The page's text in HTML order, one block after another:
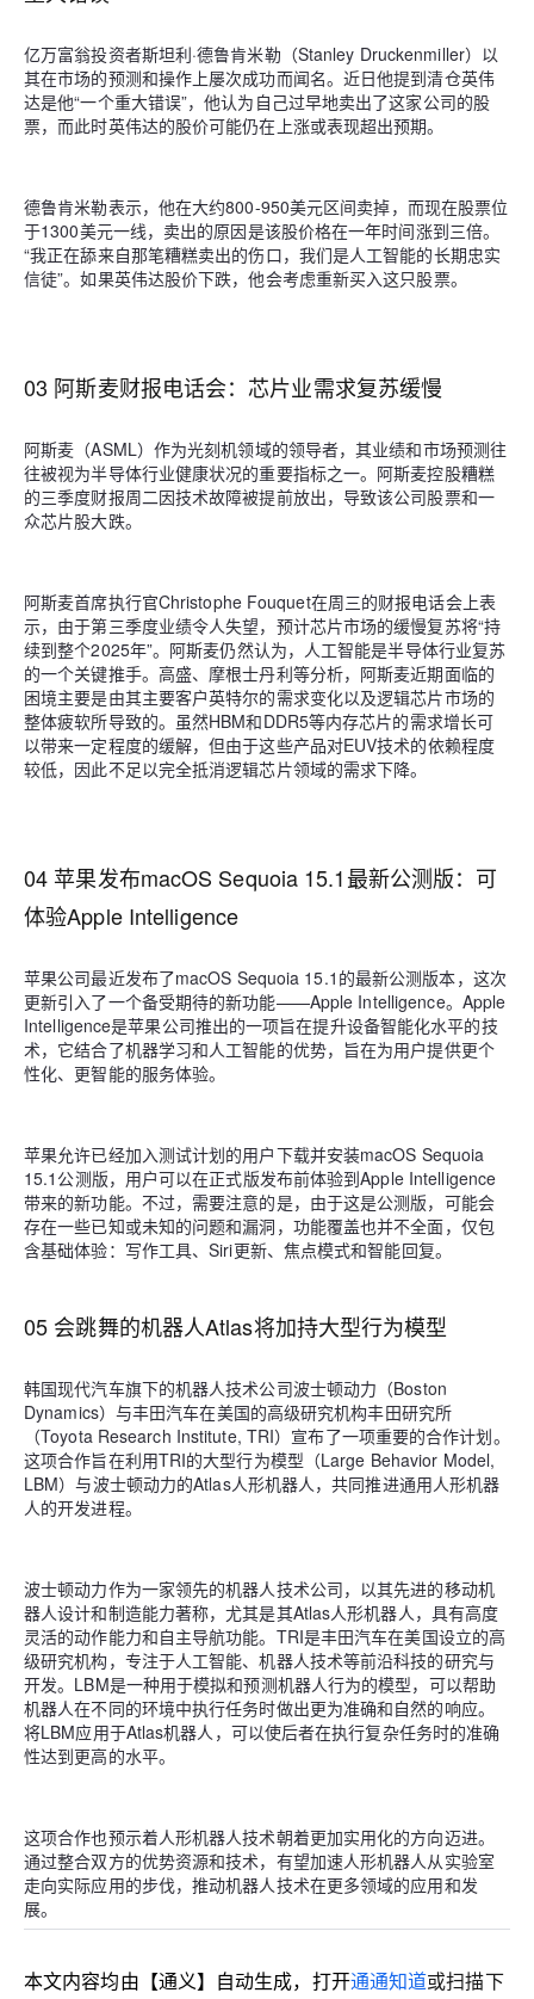
亿万富翁投资者斯坦利·德鲁肯米勒（Stanley Druckenmiller）以
其在市场的预测和操作上屡次成功而闻名。近日他提到清仓英伟
达是他“一个重大错误”，他认为自己过早地卖出了这家公司的股
票，而此时英伟达的股价可能仍在上涨或表现超出预期。
德鲁肯米勒表示，他在大约800-950美元区间卖掉，而现在股票位
于1300美元一线，卖出的原因是该股价格在一年时间涨到三倍。
“我正在舔来自那笔糟糕卖出的伤口，我们是人工智能的长期忠实
信徒”。如果英伟达股价下跌，他会考虑重新买入这只股票。
03 阿斯麦财报电话会：芯片业需求复苏缓慢
阿斯麦（ASML）作为光刻机领域的领导者，其业绩和市场预测往
往被视为半导体行业健康状况的重要指标之一。阿斯麦控股糟糕
的三季度财报周二因技术故障被提前放出，导致该公司股票和一
众芯片股大跌。
阿斯麦首席执行官Christophe Fouquet在周三的财报电话会上表
示，由于第三季度业绩令人失望，预计芯片市场的缓慢复苏将“持
续到整个2025年”。阿斯麦仍然认为，人工智能是半导体行业复苏
的一个关键推手。高盛、摩根士丹利等分析，阿斯麦近期面临的
困境主要是由其主要客户英特尔的需求变化以及逻辑芯片市场的
整体疲软所导致的。虽然HBM和DDR5等内存芯片的需求增长可
以带来一定程度的缓解，但由于这些产品对EUV技术的依赖程度
较低，因此不足以完全抵消逻辑芯片领域的需求下降。
04 苹果发布macOS Sequoia 15.1最新公测版：可
体验Apple Intelligence
苹果公司最近发布了macOS Sequoia 15.1的最新公测版本，这次
更新引入了一个备受期待的新功能——Apple Intelligence。Apple
Intelligence是苹果公司推出的一项旨在提升设备智能化水平的技
术，它结合了机器学习和人工智能的优势，旨在为用户提供更个
性化、更智能的服务体验。
苹果允许已经加入测试计划的用户下载并安装macOS Sequoia
15.1公测版，用户可以在正式版发布前体验到Apple Intelligence
带来的新功能。不过，需要注意的是，由于这是公测版，可能会
存在一些已知或未知的问题和漏洞，功能覆盖也并不全面，仅包
含基础体验：写作工具、Siri更新、焦点模式和智能回复。
05 会跳舞的机器人Atlas将加持大型行为模型
韩国现代汽车旗下的机器人技术公司波士顿动力（Boston
Dynamics）与丰田汽车在美国的高级研究机构丰田研究所
（Toyota Research Institute, TRI）宣布了一项重要的合作计划。
这项合作旨在利用TRI的大型行为模型（Large Behavior Model,
LBM）与波士顿动力的Atlas人形机器人，共同推进通用人形机器
人的开发进程。
波士顿动力作为一家领先的机器人技术公司，以其先进的移动机
器人设计和制造能力著称，尤其是其Atlas人形机器人，具有高度
灵活的动作能力和自主导航功能。TRI是丰田汽车在美国设立的高
级研究机构，专注于人工智能、机器人技术等前沿科技的研究与
开发。LBM是一种用于模拟和预测机器人行为的模型，可以帮助
机器人在不同的环境中执行任务时做出更为准确和自然的响应。
将LBM应用于Atlas机器人，可以使后者在执行复杂任务时的准确
性达到更高的水平。
这项合作也预示着人形机器人技术朝着更加实用化的方向迈进。
通过整合双方的优势资源和技术，有望加速人形机器人从实验室
走向实际应用的步伐，推动机器人技术在更多领域的应用和发
展。
本文内容均由【通义】自动生成，打开通通知道或扫描下